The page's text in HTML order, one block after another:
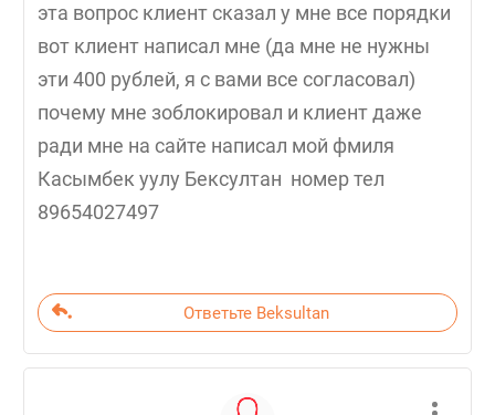
эта вопрос клиент сказал у мне все порядки
вот клиент написал мне (да мне не нужны
эти 400 рублей, я с вами все согласовал)
почему мне зоблокировал и клиент даже
ради мне на сайте написал мой фмиля
Касымбек уулу Бексултан номер тел
89654027497
Ответьте Beksultan